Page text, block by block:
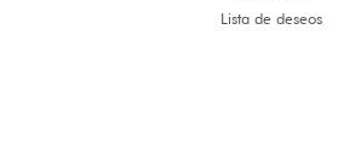
Lista de deseos